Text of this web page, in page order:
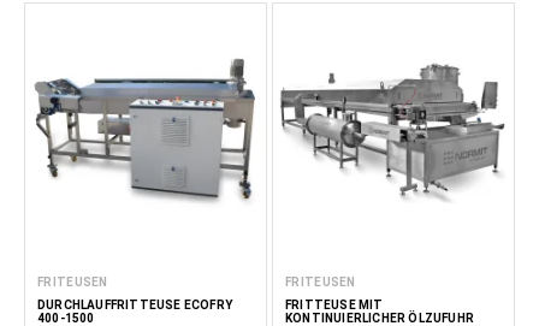
FRITEUSEN
DURCHLAUFFRITTEUSE ECOFRY
400-1500
FRITEUSEN
FRITTEUSE MIT
KONTINUIERLICHER ÖLZUFUHR